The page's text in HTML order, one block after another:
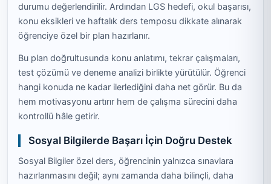
durumu değerlendirilir. Ardından LGS hedefi, okul başarısı,
konu eksikleri ve haftalık ders temposu dikkate alınarak
öğrenciye özel bir plan hazırlanır.
Bu plan doğrultusunda konu anlatımı, tekrar çalışmaları,
test çözümü ve deneme analizi birlikte yürütülür. Öğrenci
hangi konuda ne kadar ilerlediğini daha net görür. Bu da
hem motivasyonu artırır hem de çalışma sürecini daha
kontrollü hâle getirir.
Sosyal Bilgilerde Başarı İçin Doğru Destek
Sosyal Bilgiler özel ders, öğrencinin yalnızca sınavlara
hazırlanmasını değil; aynı zamanda daha bilinçli, daha